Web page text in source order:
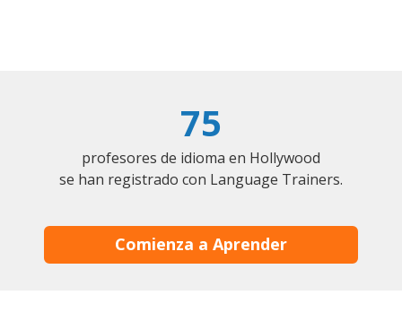
75
profesores de idioma en Hollywood
se han registrado con Language Trainers.
Comienza a Aprender